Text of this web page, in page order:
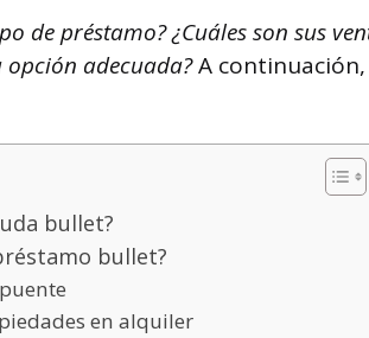
de préstamo? ¿Cuáles son sus
opción adecuada?A continuación,
bullet?
bullet?
en alquiler